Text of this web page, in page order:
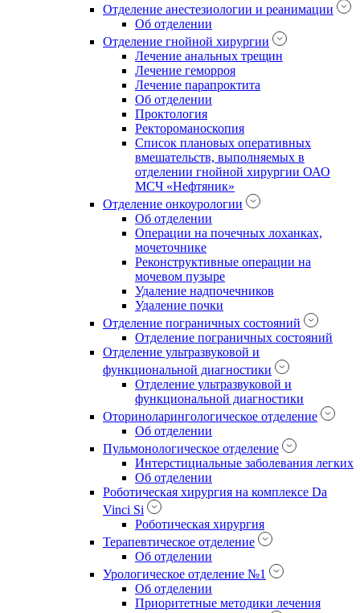
Отделение анестезиологии и реанимации
Об отделении
Отделение гнойной хирургии
Лечение анальных трещин
Лечение геморроя
Лечение парапроктита
Об отделении
Проктология
Ректороманоскопия
Список плановых оперативных
вмешательств, выполняемых в
отделении гнойной хирургии ОАО
МСЧ «Нефтяник»
Отделение онкоурологии
Об отделении
Операции на почечных лоханках,
мочеточнике
Реконструктивные операции на
мочевом пузыре
Удаление надпочечников
Удаление почки
Отделение пограничных состояний
Отделение пограничных состояний
Отделение ультразвуковой и
функциональной диагностики
Отделение ультразвуковой и
функциональной диагностики
Оториноларингологическое отделение
Об отделении
Пульмонологическое отделение
Интерстициальные заболевания легких
Об отделении
Роботическая хирургия на комплексе Da
Vinci Si
Роботическая хирургия
Терапевтическое отделение
Об отделении
Урологическое отделение №1
Об отделении
Приоритетные методики лечения